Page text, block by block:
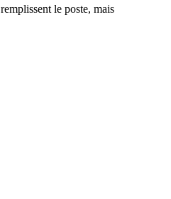
le poste, mais